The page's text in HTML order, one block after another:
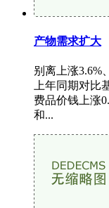
产物需求扩大
别离上涨3.6%
上年同期对比
费品价钱上涨
和...